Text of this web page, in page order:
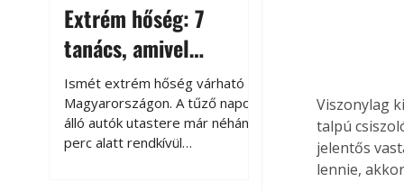
Extrém hőség: 7
tanács, amivel
megóvhatjuk
autónkat a nyári
károktól
Ismét extrém hőség várható
Magyarországon. A tűző napon
álló autók utastere már néhány
perc alatt rendkívül
Viszonylag
talpú
jelentős
lennie,